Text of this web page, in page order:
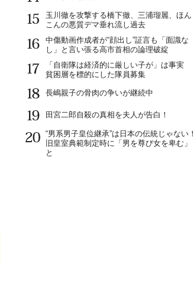
15
玉川徹を攻撃する橋下徹、三浦瑠麗、ほん
こんの悪質デマ垂れ流し過去
16
中傷動画作成者が“顔出し”証言も「面識な
し」と言い張る高市首相の論理破綻
17
「自衛隊は経済的に厳しい子が」は事実
貧困層を標的にした隊員募集
18
長嶋親子の骨肉の争いが継続中
19
田宮二郎自殺の真相を夫人が告白！
20
“男系男子皇位継承”は日本の伝統じゃない！
旧皇室典範制定時に「男を尊び女を卑む」
と